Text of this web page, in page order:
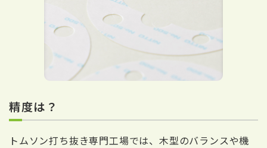
精度は？
トムソン打ち抜き専門工場では、木型のバランスや機